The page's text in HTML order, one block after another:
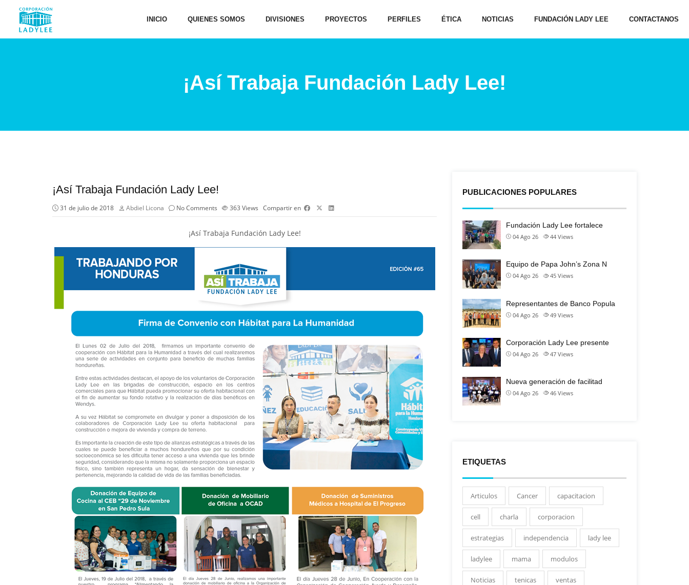
INICIO QUIENES SOMOS DIVISIONES PROYECTOS PERFILES ÉTICA NOTICIAS FUNDACIÓN LADY LEE CONTACTANOS
¡Así Trabaja Fundación Lady Lee!
¡Así Trabaja Fundación Lady Lee!
31 de julio de 2018 Abdiel Licona No Comments 363 Views Compartir en
¡Así Trabaja Fundación Lady Lee!
PUBLICACIONES POPULARES
Fundación Lady Lee fortalece
04 Ago 26 44 Views
Equipo de Papa John’s Zona N
04 Ago 26 45 Views
Representantes de Banco Popula
04 Ago 26 49 Views
Corporación Lady Lee presente
04 Ago 26 47 Views
Nueva generación de facilitad
04 Ago 26 46 Views
ETIQUETAS
Articulos Cancer capacitacion
cell charla corporacion
estrategias independencia lady lee
ladylee mama modulos
Noticias tenicas ventas